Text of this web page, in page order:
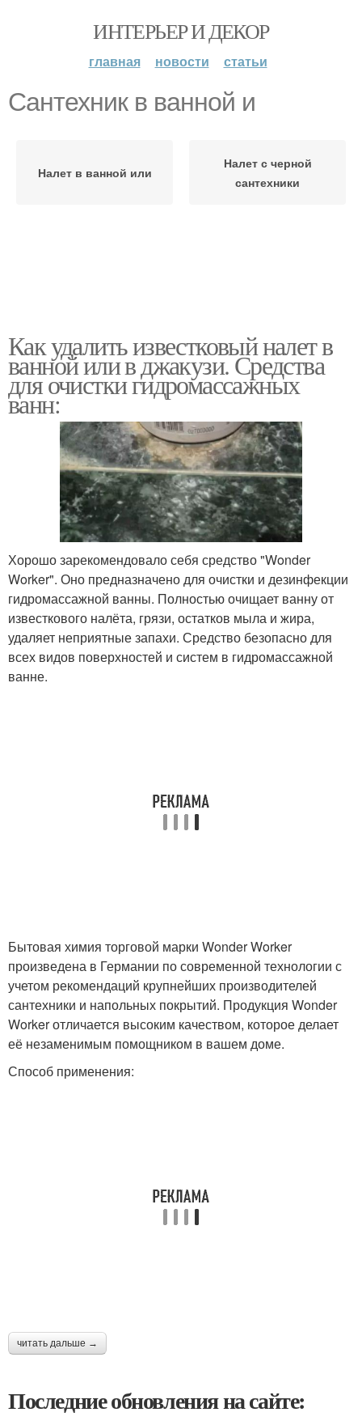
ИНТЕРЬЕР И ДЕКОР
главная новости статьи
Сантехник в ванной и
Налет в ванной или
Налет с черной
сантехники
Как удалить известковый налет в
ванной или в джакузи. Средства
для очистки гидромассажных
ванн:
Хорошо зарекомендовало себя средство "Wonder
Worker". Оно предназначено для очистки и дезинфекции
гидромассажной ванны. Полностью очищает ванну от
известкового налёта, грязи, остатков мыла и жира,
удаляет неприятные запахи. Средство безопасно для
всех видов поверхностей и систем в гидромассажной
ванне.
Бытовая химия торговой марки Wonder Worker
произведена в Германии по современной технологии с
учетом рекомендаций крупнейших производителей
сантехники и напольных покрытий. Продукция Wonder
Worker отличается высоким качеством, которое делает
её незаменимым помощником в вашем доме.
Способ применения:
читать дальше →
Последние обновления на сайте: